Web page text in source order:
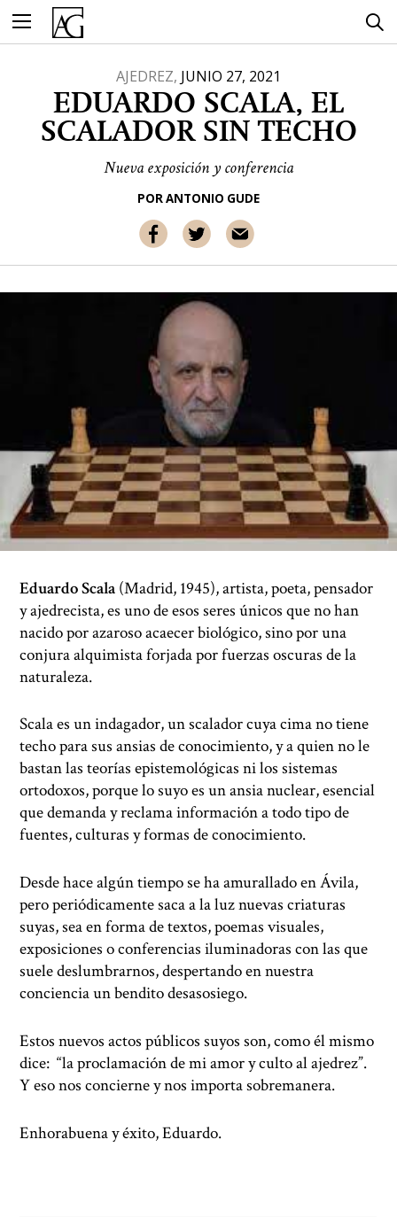
contenido
AJEDREZ, JUNIO 27, 2021
EDUARDO SCALA, EL
SCALADOR SIN TECHO
Nueva exposición y conferencia
PORANTONIO GUDE
Eduardo Scala (Madrid, 1945), artista, poeta, pensador
y ajedrecista, es uno de esos seres únicos que no han
nacido por azaroso acaecer biológico, sino por una
conjura alquimista forjada por fuerzas oscuras de la
naturaleza.
Scala es un indagador, un scalador cuya cima no tiene
techo para sus ansias de conocimiento, y a quien no le
bastan las teorías epistemológicas ni los sistemas
ortodoxos, porque lo suyo es un ansia nuclear, esencial
que demanda y reclama información a todo tipo de
fuentes, culturas y formas de conocimiento.
Desde hace algún tiempo se ha amurallado en Ávila,
pero periódicamente saca a la luz nuevas criaturas
suyas, sea en forma de textos, poemas visuales,
exposiciones o conferencias iluminadoras con las que
suele deslumbrarnos, despertando en nuestra
conciencia un bendito desasosiego.
Estos nuevos actos públicos suyos son, como él mismo
dice: “la proclamación de mi amor y culto al ajedrez”.
Y eso nos concierne y nos importa sobremanera.
Enhorabuena y éxito, Eduardo.